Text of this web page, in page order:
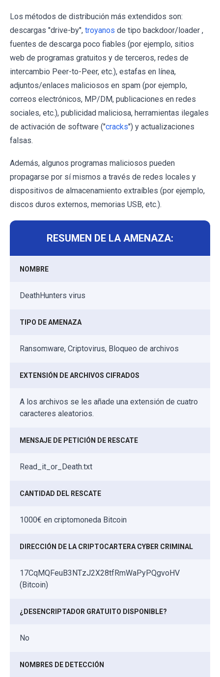
Los métodos de distribución más extendidos son:
descargas "drive-by", troyanos de tipo backdoor/loader ,
fuentes de descarga poco fiables (por ejemplo, sitios
web de programas gratuitos y de terceros, redes de
intercambio Peer-to-Peer, etc.), estafas en línea,
adjuntos/enlaces maliciosos en spam (por ejemplo,
correos electrónicos, MP/DM, publicaciones en redes
sociales, etc.), publicidad maliciosa, herramientas ilegales
de activación de software ("cracks") y actualizaciones
falsas.
Además, algunos programas maliciosos pueden
propagarse por sí mismos a través de redes locales y
dispositivos de almacenamiento extraíbles (por ejemplo,
discos duros externos, memorias USB, etc.).
RESUMEN DE LA AMENAZA:
NOMBRE
DeathHunters virus
TIPO DE AMENAZA
Ransomware, Criptovirus, Bloqueo de archivos
EXTENSIÓN DE ARCHIVOS CIFRADOS
A los archivos se les añade una extensión de cuatro
caracteres aleatorios.
MENSAJE DE PETICIÓN DE RESCATE
Read_it_or_Death.txt
CANTIDAD DEL RESCATE
1000€ en criptomoneda Bitcoin
DIRECCIÓN DE LA CRIPTOCARTERA CYBER CRIMINAL
17CqMQFeuB3NTzJ2X28tfRmWaPyPQgvoHV
(Bitcoin)
¿DESENCRIPTADOR GRATUITO DISPONIBLE?
No
NOMBRES DE DETECCIÓN